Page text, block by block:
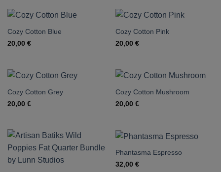
Cozy Cotton Blue
20,00 €
Cozy Cotton Pink
20,00 €
Cozy Cotton Grey
20,00 €
Cozy Cotton Mushroom
20,00 €
Phantasma Espresso
32,00 €